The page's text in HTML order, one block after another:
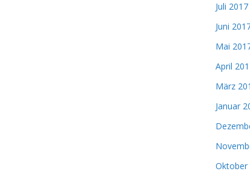
Juli 2017
Juni
Mai
April
März
Januar
Oktober